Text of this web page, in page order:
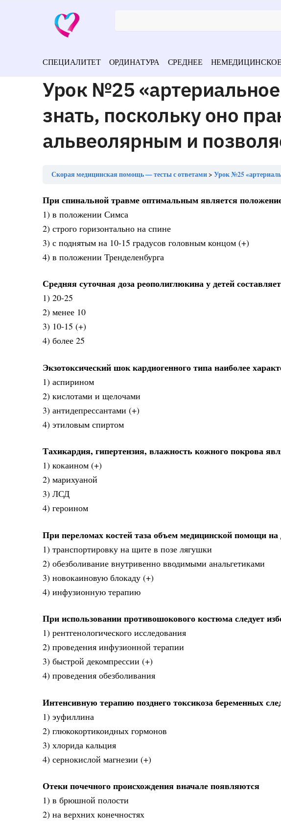
СПЕЦИАЛИТЕТ ОРДИНАТУРА СРЕДНЕЕ НЕМЕДИЦИНСКОЕ
Урок №25
знать, поскольку оно
альвеолярным и
Скорая медицинская помощь — тесты с ответами Урок №25 «артериальное рсо2
При спинальной травме оптимальным является
1) в положении Симса
2) строго горизонтально на спине
3) с поднятым на 10-15 градусов головным концом (+)
4) в положении Тренделенбурга
Средняя суточная доза реополиглюкина у детей
1) 20-25
2) менее 10
3) 10-15 (+)
4) более 25
Экзотоксический шок кардиогенного типа наиболее
1) аспирином
2) кислотами и щелочами
3) антидепрессантами (+)
4) этиловым спиртом
Тахикардия, гипертензия, влажность кожного покрова
1) кокаином (+)
2) марихуаной
3) ЛСД
4) героином
При переломах костей таза объем медицинской помощи
1) транспортировку на щите в позе лягушки
2) обезболивание внутривенно вводимыми анальгетиками
3) новокаиновую блокаду (+)
4) инфузионную терапию
При использовании противошокового костюма следует
1) рентгенологического исследования
2) проведения инфузионной терапии
3) быстрой декомпрессии (+)
4) проведения обезболивания
Интенсивную терапию позднего токсикоза беременных
1) эуфиллина
2) глюкокортикоидных гормонов
3) хлорида кальция
4) сернокислой магнезии (+)
Отеки почечного происхождения вначале появляются
1) в брюшной полости
2) на верхних конечностях